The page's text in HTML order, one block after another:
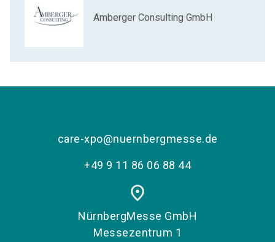
Amberger Consulting GmbH
care-xpo@nuernbergmesse.de
+49 9 11 86 06 88 44
place
NürnbergMesse GmbH
Messezentrum 1